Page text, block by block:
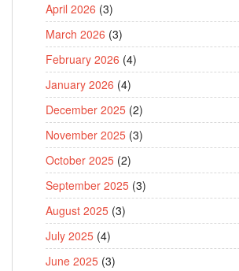
April 2026 (3)
March 2026 (3)
February 2026 (4)
January 2026 (4)
December 2025 (2)
November 2025 (3)
October 2025 (2)
September 2025 (3)
August 2025 (3)
July 2025 (4)
June 2025 (3)